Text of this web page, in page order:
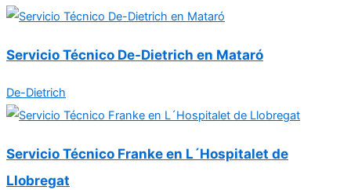
Servicio Técnico De-Dietrich en Mataró
De-Dietrich
Servicio Técnico Franke en L´Hospitalet de
Llobregat